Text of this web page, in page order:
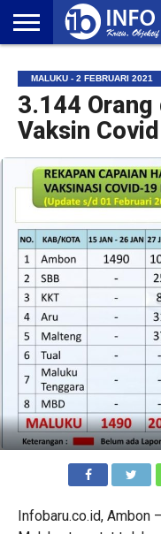
NASIONAL
AMBONIA
MALUKU
EKONOMI
POLITIK
OLAHRAGA
LIFESTYLE
REDAKSI
MALUKU - 2 FEBRUARI 2021
3.144
Vaksin
Infobaru.co.id, Ambon